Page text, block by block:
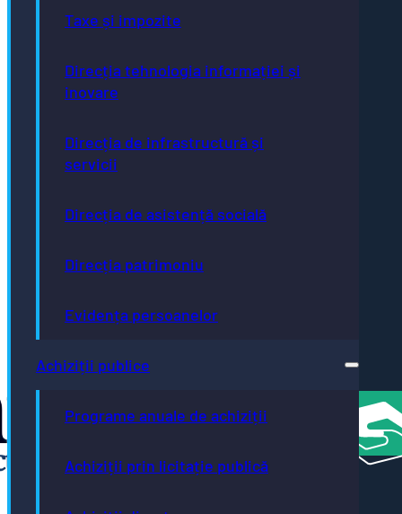
Taxe și impozite
Direcția tehnologia informației și
inovare
Direcția de infrastructură și
servicii
Direcția de asistență socială
Direcția patrimoniu
Evidența persoanelor
Achiziții publice
Programe anuale de achiziții
Achiziții prin licitație publică
Telefon
0263-224706; 0263-223923;
Inițiative
Europene
Autism
Friendly
neutru
2035
creativ
România
Atractivă